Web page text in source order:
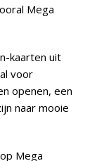
Mega
kaarten uit
voor
openen, een
naar mooie
Mega